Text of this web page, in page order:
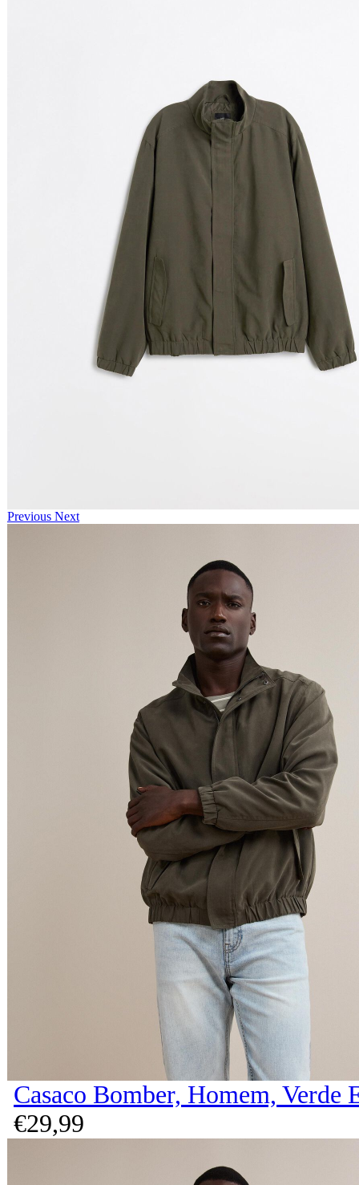
Previous Next
Casaco Bomber, Homem, Verde
€29,99